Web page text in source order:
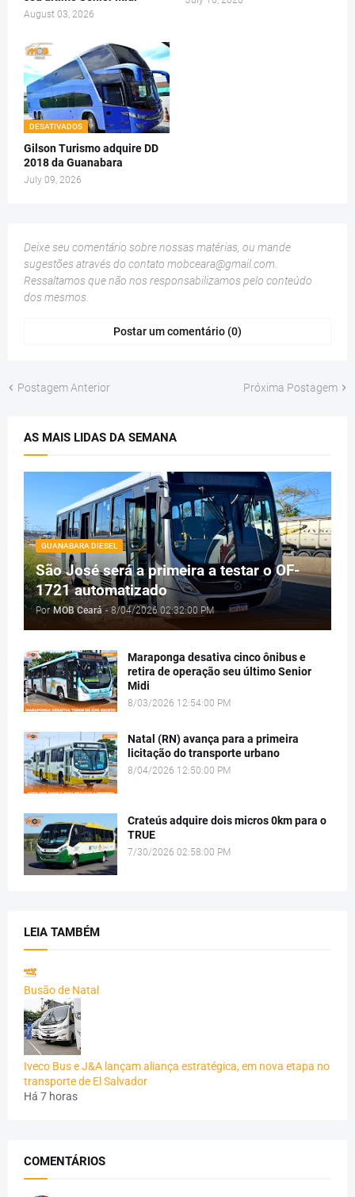
August 03, 2026
DESATIVADOS
Gilson Turismo adquire DD
2018 da Guanabara
July 09, 2026
Deixe seu comentário sobre nossas matérias, ou mande
sugestões através do contato mobceara@gmail.com
Ressaltamos que não nos responsabilizamos pelo conteúdo
dos mesmos.
Postar um comentário (0)
Postagem Anterior Próxima Postagem
AS MAIS LIDAS DA SEMANA
GUANABARA DIESEL
São José será a primeira a testar o OF-
1721 automatizado
Por MOB Ceará - 8/04/2026 02:32:00 PM
Maraponga desativa cinco ônibus e
retira de operação seu último Senior
Midi
8/03/2026 12:54:00 PM
Natal (RN) avança para a primeira
licitação do transporte urbano
8/04/2026 12:50:00 PM
Crateús adquire dois micros 0km para o
TRUE
7/30/2026 02:58:00 PM
LEIA TAMBÉM
Busão de Natal
Iveco Bus e J&A lançam aliança estratégica, em nova etapa no
transporte de El Salvador
Há 7 horas
COMENTÁRIOS